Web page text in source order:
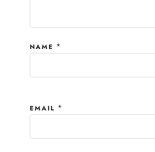
NAME *
EMAIL *